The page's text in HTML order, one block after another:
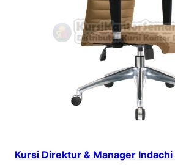
Kursi Direktur & Manager